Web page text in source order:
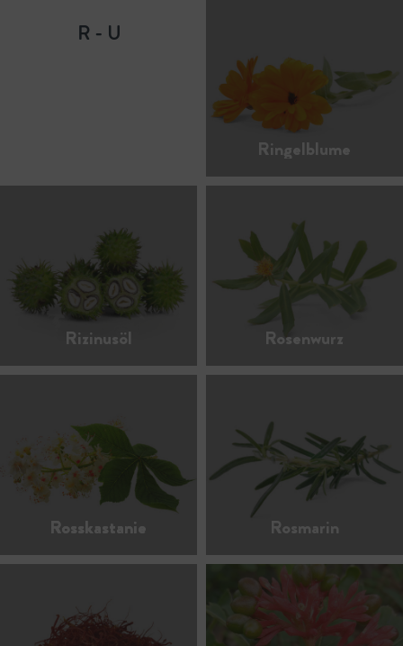
R - U
Ringelblume
Rizinusöl Rosenwurz
Rosmarin
Rosskastanie